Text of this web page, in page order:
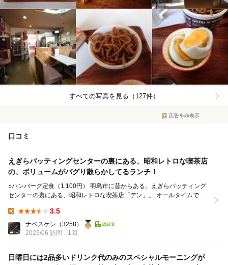
すべての写真を見る（127件）
広告を非表示
口コミ
えぎらバッティングセンターの裏にある、昭和レトロな喫茶店
の、ボリュームがバグり散らかしてるランチ！
○ハンバーグ定食（1,100円） 羽島市に昔からある、えぎらバッティング
センターの裏にある、昭和レトロな喫茶店「デン」。 オールタイムでモ
3.5
ナベスケン （3258）
2025/06 訪問
1回
日曜日には2品多いドリンク代のみのスペシャルモーニングが